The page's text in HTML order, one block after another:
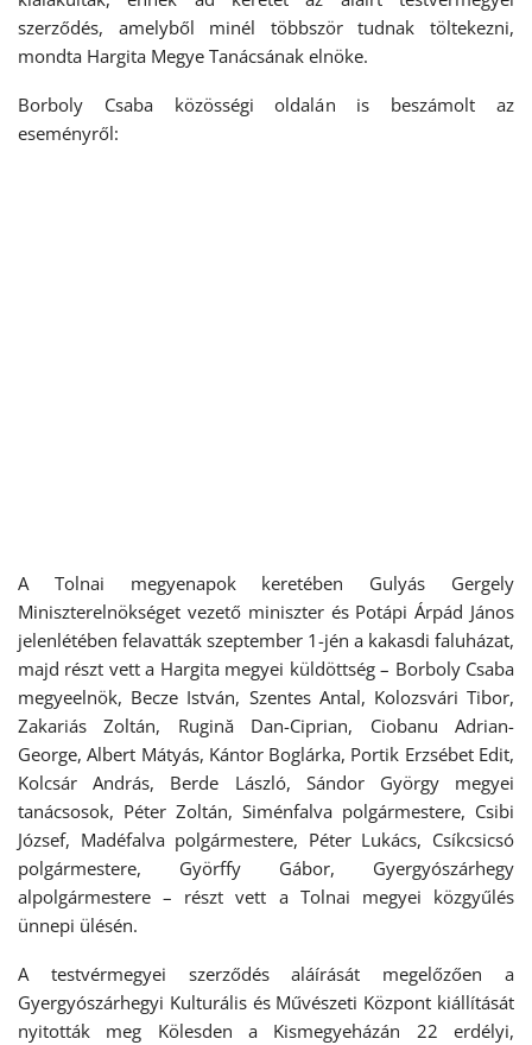
szerződés, amelyből minél többször tudnak töltekezni,
mondta Hargita Megye Tanácsának elnöke.
Borboly Csaba közösségi oldalán is beszámolt az
eseményről:
A Tolnai megyenapok keretében Gulyás Gergely
Miniszterelnökséget vezető miniszter és Potápi Árpád János
jelenlétében felavatták szeptember 1-jén a kakasdi faluházat,
majd részt vett a Hargita megyei küldöttség – Borboly Csaba
megyeelnök, Becze István, Szentes Antal, Kolozsvári Tibor,
Zakariás Zoltán, Rugină Dan-Ciprian, Ciobanu Adrian-
George, Albert Mátyás, Kántor Boglárka, Portik Erzsébet Edit,
Kolcsár András, Berde László, Sándor György megyei
tanácsosok, Péter Zoltán, Siménfalva polgármestere, Csibi
József, Madéfalva polgármestere, Péter Lukács, Csíkcsicsó
polgármestere, Györffy Gábor, Gyergyószárhegy
alpolgármestere – részt vett a Tolnai megyei közgyűlés
ünnepi ülésén.
A testvérmegyei szerződés aláírását megelőzően a
Gyergyószárhegyi Kulturális és Művészeti Központ kiállítását
nyitották meg Kölesden a Kismegyeházán 22 erdélyi,